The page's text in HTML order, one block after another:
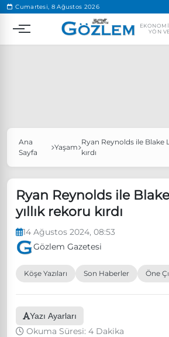
Cumartesi, 8 Ağustos 2026
YÖN
Popüler Aramalar
Özgür Özel, Ekrem İmamoğlu’nu
Ünlü çift bir etkinliğe daha
Ana
Sayfa
Yaşam
Ryan Reynolds ile Blake
kırdı
Ryan Reynolds ile
yıllık rekoru kırdı
14 Ağustos 2024, 08:53
Gözlem Gazetesi
Köşe Yazıları Son Haberler Öne
Yazı Ayarları
Okuma Süresi: 4 Dakika